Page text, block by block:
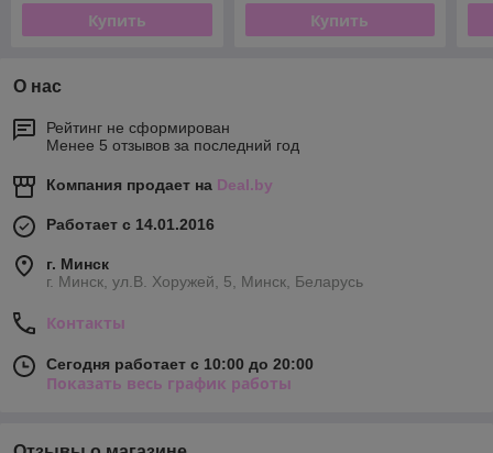
Купить Купить
О нас
Рейтинг не сформирован
Менее 5 отзывов за последний год
Компания продает на Deal.by
Работает с 14.01.2016
г. Минск
г. Минск, ул.В. Хоружей, 5, Минск, Беларусь
Контакты
Сегодня работает с 10:00 до 20:00
Показать весь график работы